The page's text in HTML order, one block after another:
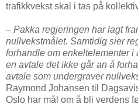
trafikkvekst skal i tas på
– Pakka regjeringen har lagt
nullvekstmålet. Samtidig sier
forhandle om enkeltelementer
en avtale det ikke går an å
avtale som undergraver
Raymond Johansen til
Oslo har mål om å bli verdens